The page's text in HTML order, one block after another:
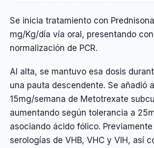
Se inicia tratamiento con
mg/Kg/día vía oral, presentando
normalización de PCR.
Al alta, se mantuvo esa dosis
una pauta descendente. Se añadió
15mg/semana de Metotrexate
aumentando según tolerancia a
asociando ácido fólico.
serologías de VHB, VHC y VIH, así